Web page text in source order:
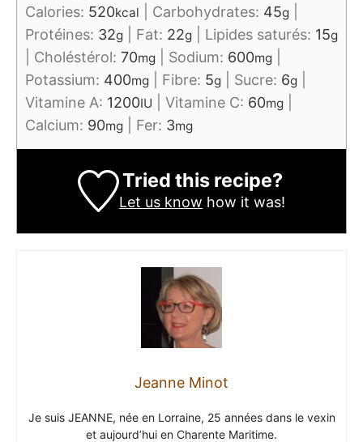
Calories: 520kcal Carbohydrates: 45g
Protéines: 32g Fat: 22g Lipides saturés: 15g
Choléstérol: 70mg Sodium: 600mg
Potassium: 400mg Fibre: 5g Sucre: 6g
Vitamine A: 1200IU Vitamine C: 60mg
Calcium: 90mg Fer: 3mg
Tried this recipe?
Let us know how it was!
Jeanne Minot
Je suis JEANNE, née en Lorraine, 25 années dans le vexin
et aujourd’hui en Charente Maritime.